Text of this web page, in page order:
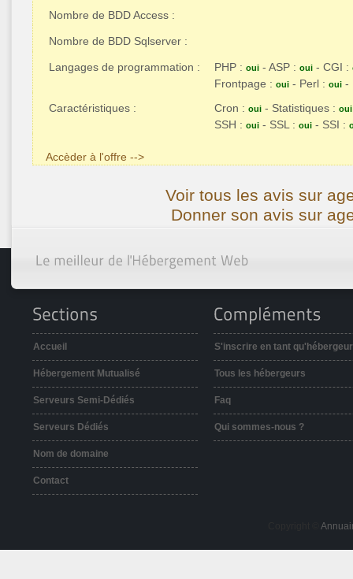
Nombre de BDD Access :
Nombre de BDD Sqlserver :
Langages de programmation : PHP : oui - ASP : oui - CGI :
Frontpage : oui - Perl : oui -
Caractéristiques :
Cron : oui - Statistiques : oui
SSH : oui - SSL : oui - SSI :
Accèder à l'offre -->
Voir tous les avis sur
Donner son avis sur
Accueil
Hébergement Mutualisé
Serveurs Semi-Dédiés
Serveurs Dédiés
Nom de domaine
Contact
S'inscrire en tant qu'hébergeur
Tous les hébergeurs
Faq
Qui sommes-nous ?